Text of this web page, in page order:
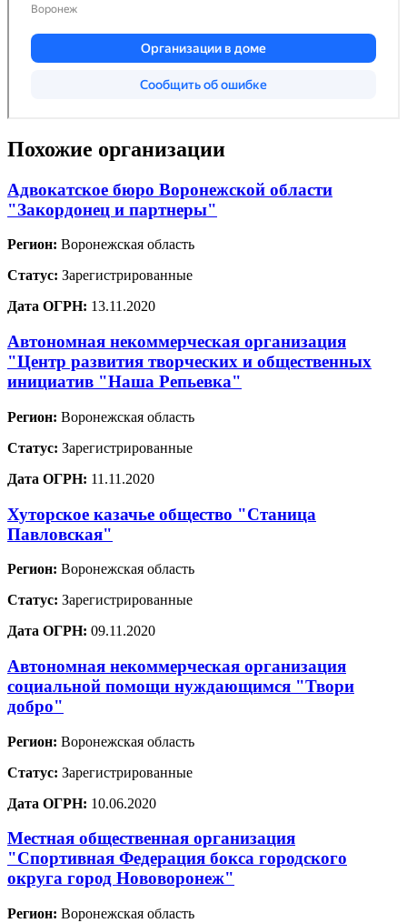
Похожие организации
Адвокатское бюро Воронежской области
"Закордонец и партнеры"
Регион: Воронежская область
Статус: Зарегистрированные
Дата ОГРН: 13.11.2020
Автономная некоммерческая организация
"Центр развития творческих и общественных
инициатив "Наша Репьевка"
Регион: Воронежская область
Статус: Зарегистрированные
Дата ОГРН: 11.11.2020
Хуторское казачье общество "Станица
Павловская"
Регион: Воронежская область
Статус: Зарегистрированные
Дата ОГРН: 09.11.2020
Автономная некоммерческая организация
социальной помощи нуждающимся "Твори
добро"
Регион: Воронежская область
Статус: Зарегистрированные
Дата ОГРН: 10.06.2020
Местная общественная организация
"Спортивная Федерация бокса городского
округа город Нововоронеж"
Регион: Воронежская область